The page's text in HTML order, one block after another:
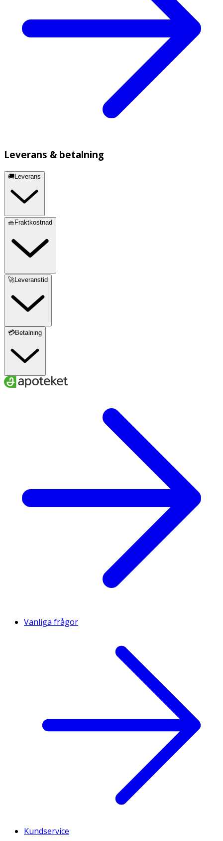
Leverans & betalning
🚚Leverans
🧺Fraktkostnad
🚀Leveranstid
💳Betalning
Vanliga frågor
Kundservice